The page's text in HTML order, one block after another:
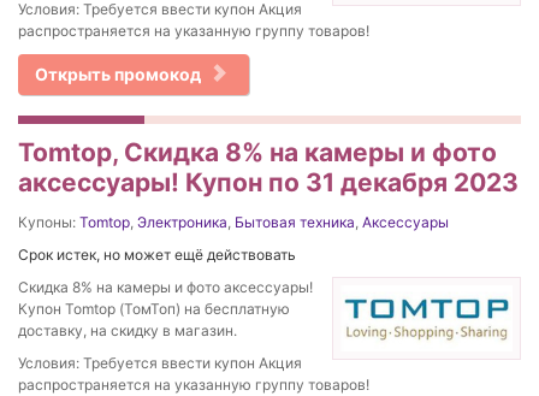
Условия: Требуется ввести купон Акция
распространяется на указанную группу товаров!
Открыть промокод
Tomtop, Скидка 8% на камеры и фото
аксессуары! Купон по 31 декабря 2023
Купоны: Tomtop, Электроника, Бытовая техника, Аксессуары
Срок истек, но может ещё действовать
Скидка 8% на камеры и фото аксессуары!
Купон Tomtop (ТомТоп) на бесплатную
доставку, на скидку в магазин.
Условия: Требуется ввести купон Акция
распространяется на указанную группу товаров!